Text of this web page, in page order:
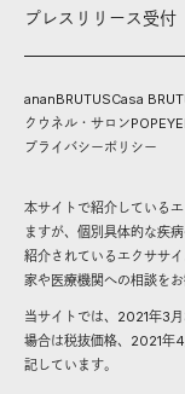
プレスリリース受付
ananBRUTUSCasa
クウネル・サロンPOPEYE
プライバシーポリシー
本サイトで紹介している
ますが、個別具体的な疾
紹介されているエクササ
家や医療機関への相談をお
当サイトでは、2021年3
場合は税抜価格、2021年
記しています。